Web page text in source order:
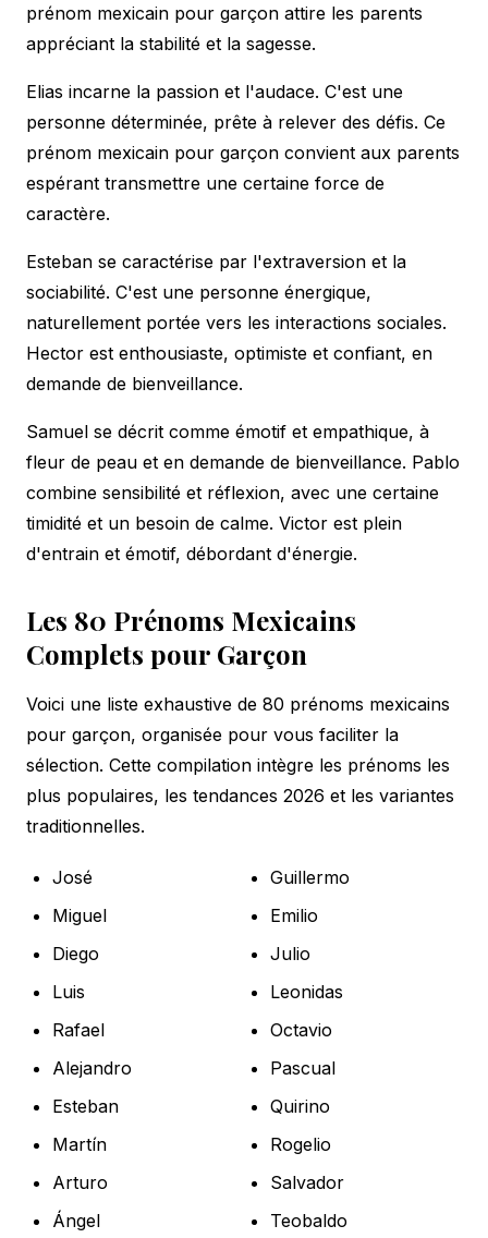
prénom mexicain pour garçon attire les parents
appréciant la stabilité et la sagesse.
Elias incarne la passion et l'audace. C'est une
personne déterminée, prête à relever des défis. Ce
prénom mexicain pour garçon convient aux parents
espérant transmettre une certaine force de
caractère.
Esteban se caractérise par l'extraversion et la
sociabilité. C'est une personne énergique,
naturellement portée vers les interactions sociales.
Hector est enthousiaste, optimiste et confiant, en
demande de bienveillance.
Samuel se décrit comme émotif et empathique, à
fleur de peau et en demande de bienveillance. Pablo
combine sensibilité et réflexion, avec une certaine
timidité et un besoin de calme. Victor est plein
d'entrain et émotif, débordant d'énergie.
Les 80 Prénoms Mexicains
Complets pour Garçon
Voici une liste exhaustive de 80 prénoms mexicains
pour garçon, organisée pour vous faciliter la
sélection. Cette compilation intègre les prénoms les
plus populaires, les tendances 2026 et les variantes
traditionnelles.
José
Miguel
Diego
Luis
Rafael
Alejandro
Esteban
Martín
Arturo
Ángel
Guillermo
Emilio
Julio
Leonidas
Octavio
Pascual
Quirino
Rogelio
Salvador
Teobaldo